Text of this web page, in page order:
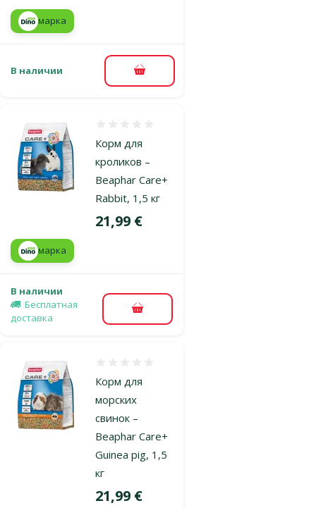
марка
В наличии В корзину
Корм для
кроликов –
Beaphar Care+
Rabbit, 1,5 кг
Цена
21,99 €
марка
В наличии
Бесплатная
доставка
В корзину
Корм для
морских
свинок –
Beaphar Care+
Guinea pig, 1,5
кг
Цена
21,99 €